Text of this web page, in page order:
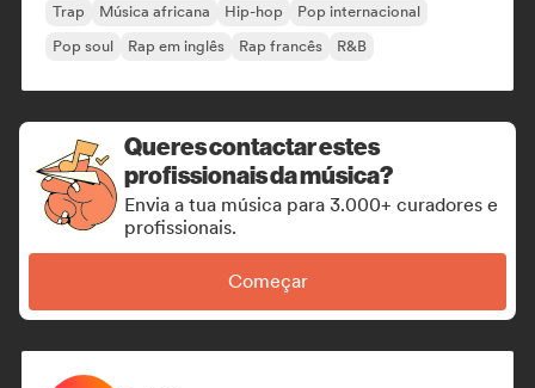
Trap Música africana Hip-hop
Pop internacional
Pop soul
Rap em inglês Rap francês R&B
Queres contactar estes
profissionais da música?
Envia a tua música para 3.000+ curadores e
profissionais.
Começar